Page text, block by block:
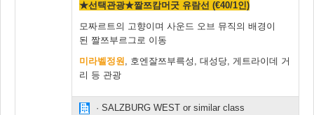
★선택관광★짤쯔캄머굿 유람선 (€40/1인)
모짜르트의 고향이며 사운드 오브 뮤직의 배경이
된 짤쯔부르그로 이동
미라벨정원
, 호엔잘쯔부륵성, 대성당, 게트라이데 거
리 등 관광
· SALZBURG WEST or similar class